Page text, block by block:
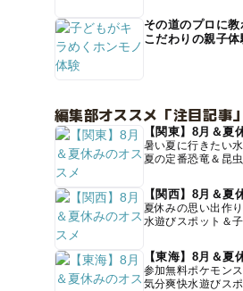
その道のプロに教
こだわりの親子体
編集部オススメ「注目記事」
【関東】8月＆夏
暑い夏に行きたい
夏の定番恐竜＆昆
【関西】8月＆夏
夏休みの思い出作
水遊びスポット＆
【東海】8月＆夏
参加無料ポケモン
気分爽快水遊びス